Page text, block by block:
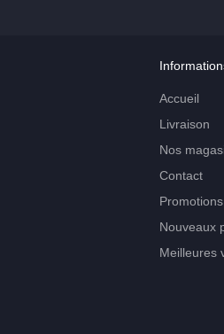
Accueil
Livraison
Nos
Contact
Promotions
Nouveaux
Meilleures